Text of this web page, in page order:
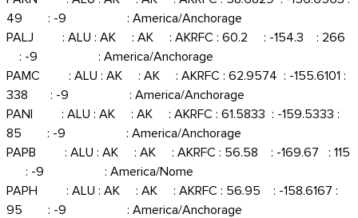
49 : -9 : America/Anchorage
PALJ : ALU : AK : AK : AKRFC : 60.2 : -154.3 : 266
: -9 : America/Anchorage
PAMC : ALU : AK : AK : AKRFC : 62.9574 : -155.6101 :
338 : -9 : America/Anchorage
PANI : ALU : AK : AK : AKRFC : 61.5833 : -159.5333 :
85 : -9 : America/Anchorage
PAPB : ALU : AK : AK : AKRFC : 56.58 : -169.67 : 115
: -9 : America/Nome
PAPH : ALU : AK : AK : AKRFC : 56.95 : -158.6167 :
95 : -9 : America/Anchorage